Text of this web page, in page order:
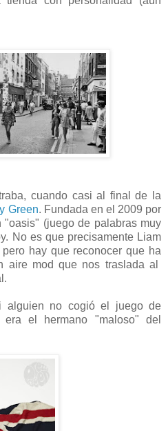
cuando casi al final de la
Green. Fundada en el 2009 por
"oasis" (juego de palabras muy
No es que precisamente Liam
hay que reconocer que ha
aire mod que nos traslada al
alguien no cogió el juego de
era el hermano "maloso" del